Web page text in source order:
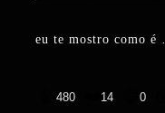
eu te mostro como é
480 14 0